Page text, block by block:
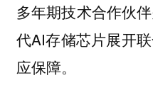
多年期技术合作伙
代AI存储芯片展开
应保障。